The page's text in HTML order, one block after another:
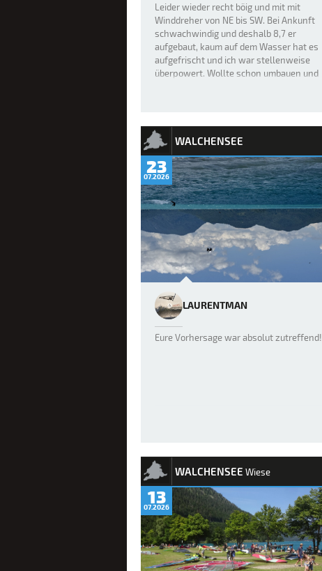
Leider wieder recht böig und mit mit
Winddreher von NE bis SW. Bei Ankunft
schwachwindig und deshalb 8,7 er
aufgebaut, kaum auf dem Wasser hat es
aufgefrischt und ich war stellenweise
überpowert. Wollte schon umbauen und
WALCHENSEE
23
07.2026
LAURENTMAN
Eure Vorhersage war absolut zutreffend!
WALCHENSEE Wiese
13
07.2026